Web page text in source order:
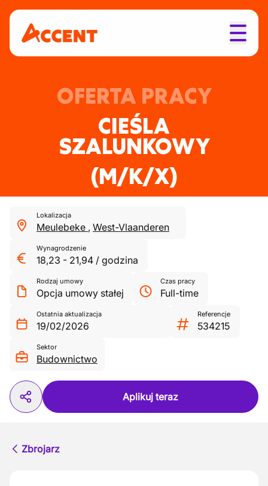
OFERTA PRACY
CIEŚLA
SZALUNKOWY
(M/K/X)
Lokalizacja
Meulebeke , West-Vlaanderen
Wynagrodzenie
18,23 - 21,94 / godzina
Rodzaj umowy
Opcja umowy stałej
Czas pracy
Full-time
Ostatnia aktualizacja
19/02/2026
Referencje
534215
Sektor
Budownictwo
Aplikuj teraz
Zbrojarz